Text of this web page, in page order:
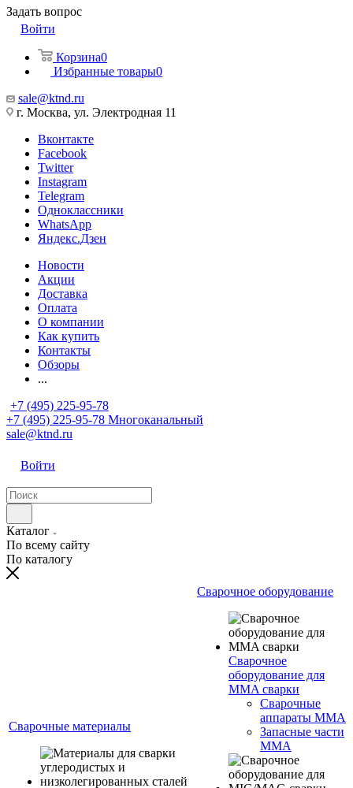
Задать вопрос
Войти
Корзина0
Избранные товары0
sale@ktnd.ru
г. Москва, ул. Электродная 11
Вконтакте
Facebook
Twitter
Instagram
Telegram
Одноклассники
WhatsApp
Яндекс.Дзен
Новости
Акции
Доставка
Оплата
О компании
Как купить
Контакты
Обзоры
...
+7 (495) 225-95-78
+7 (495) 225-95-78 Многоканальный
sale@ktnd.ru
Войти
Каталог
По всему сайту
По каталогу
Сварочные материалы
Сварочное оборудование
Сварочное
оборудование для
MMA сварки
Сварочные
аппараты MMA
Запасные части
MMA